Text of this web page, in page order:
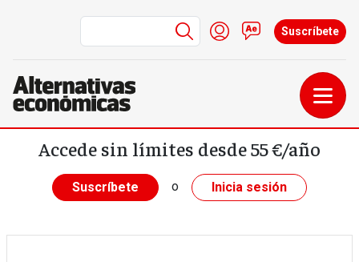
Pasar al contenido principal
Menú de cuenta de
Iniciar sesión
Contacto
Suscríbete
Accede sin límites desde 55 €/año
Suscríbete o Inicia sesión